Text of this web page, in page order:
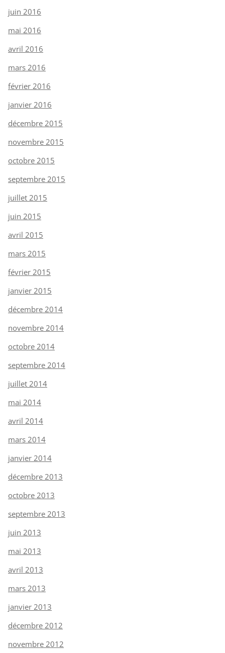
juin 2016
mai 2016
avril 2016
mars 2016
février 2016
janvier 2016
décembre 2015
novembre 2015
octobre 2015
septembre 2015
juillet 2015
juin 2015
avril 2015
mars 2015
février 2015
janvier 2015
décembre 2014
novembre 2014
octobre 2014
septembre 2014
juillet 2014
mai 2014
avril 2014
mars 2014
janvier 2014
décembre 2013
octobre 2013
septembre 2013
juin 2013
mai 2013
avril 2013
mars 2013
janvier 2013
décembre 2012
novembre 2012